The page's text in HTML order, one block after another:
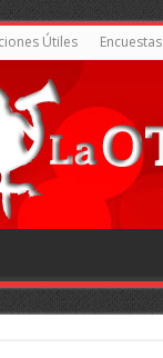
Útiles Encuestas